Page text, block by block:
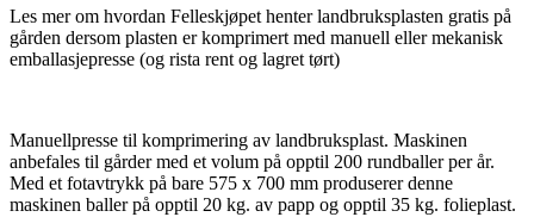
Les mer om hvordan Felleskjøpet henter landbruksplasten gratis på
gården dersom plasten er komprimert med manuell eller mekanisk
emballasjepresse (og rista rent og lagret tørt)
Manuellpresse til komprimering av landbruksplast. Maskinen
anbefales til gårder med et volum på opptil 200 rundballer per år.
Med et fotavtrykk på bare 575 x 700 mm produserer denne
maskinen baller på opptil 20 kg. av papp og opptil 35 kg. folieplast.